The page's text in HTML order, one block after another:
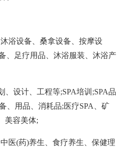
浴设备、桑拿设备、按摩设
、足疗用品、沐浴服装、沐浴产
、设计、工程等;SPA培训;SPA品
、用品、消耗品;医疗SPA、矿
美容美体;
医(药)养生、食疗养生、保健理